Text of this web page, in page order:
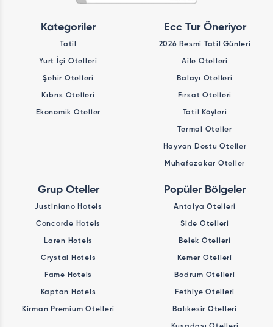
Kategoriler
Tatil
Yurt İçi Otelleri
Şehir Otelleri
Kıbrıs Otelleri
Ekonomik Oteller
Ecc Tur Öneriyor
2026 Resmi Tatil Günleri
Aile Otelleri
Balayı Otelleri
Fırsat Otelleri
Tatil Köyleri
Termal Oteller
Hayvan Dostu Oteller
Muhafazakar Oteller
Grup Oteller
Justiniano Hotels
Concorde Hotels
Laren Hotels
Crystal Hotels
Fame Hotels
Kaptan Hotels
Kirman Premium Otelleri
Popüler Bölgeler
Antalya Otelleri
Side Otelleri
Belek Otelleri
Kemer Otelleri
Bodrum Otelleri
Fethiye Otelleri
Balıkesir Otelleri